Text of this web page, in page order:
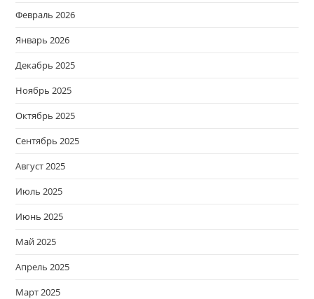
Февраль 2026
Январь 2026
Декабрь 2025
Ноябрь 2025
Октябрь 2025
Сентябрь 2025
Август 2025
Июль 2025
Июнь 2025
Май 2025
Апрель 2025
Март 2025